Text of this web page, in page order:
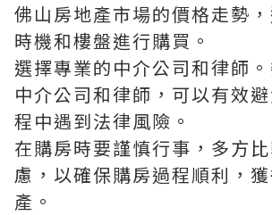
佛山房地產市場的價格走勢
時機和樓盤進行購買。
選擇專業的中介公司和律師
中介公司和律師，可以有效
程中遇到法律風險。
在購房時要謹慎行事，多方
慮，以確保購房過程順利，
產。